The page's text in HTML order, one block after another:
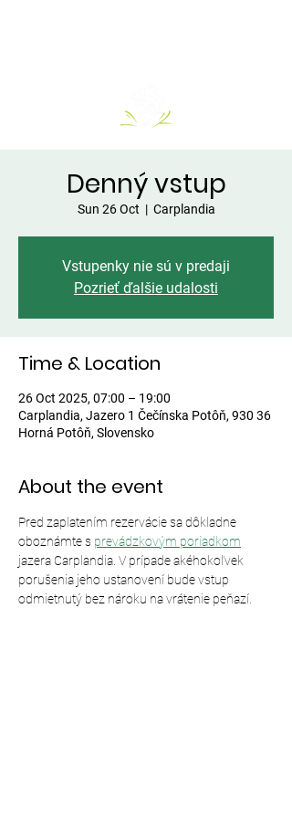
Denný vstup
Sun 26 Oct
  |
Carplandia
Vstupenky nie sú v predaji
Pozrieť ďalšie udalosti
Time & Location
26 Oct 2025, 07:00 – 19:00
Carplandia, Jazero 1 Čečínska Potôň, 930 36
Horná Potôň, Slovensko
About the event
Pred zaplatením rezervácie sa dôkladne
oboznámte s prevádzkovým poriadkom
jazera Carplandia. V prípade akéhokoľvek
porušenia jeho ustanovení bude vstup
odmietnutý bez nároku na vrátenie peňazí.